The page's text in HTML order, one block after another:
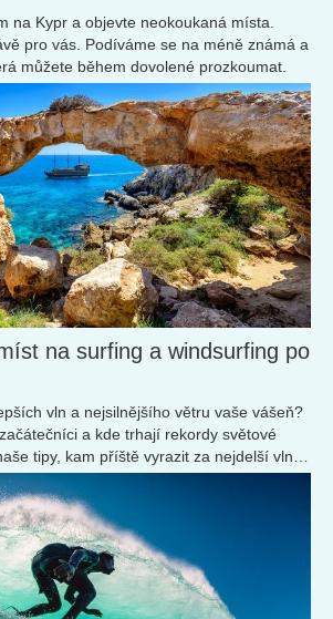
na Kypr a objevte neokoukaná místa.
pro vás. Podíváme se na méně známá a
můžete během dovolené prozkoumat.
na surfing a windsurfing po
vln a nejsilnějšího větru vaše vášeň?
a kde trhají rekordy světové
tipy, kam příště vyrazit za nejdelší vlnou